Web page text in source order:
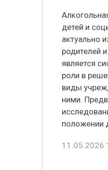
детей и
актуально
родителей
является
роли в
виды
ними.
положении
11.05.2026